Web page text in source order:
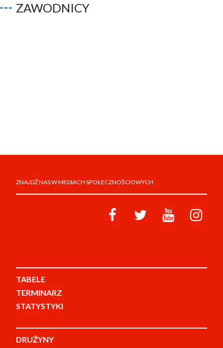
ZAWODNICY
ZNAJDŹ NAS W MEDIACH SPOŁECZNOŚCIOWYCH
TABELE
TERMINARZ
STATYSTYKI
DRUŻYNY